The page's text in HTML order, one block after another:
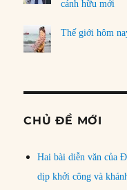
cánh hữu mới
Thế giới hôm
CHỦ ĐỀ MỚI
Hai bài diễn văn của
dịp khởi công và